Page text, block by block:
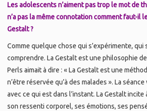
Les adolescents n’aiment pas trop le mot de
n’a pas la même connotation comment faut-il
Gestalt ?
Comme quelque chose qui s’expérimente, qui
comprendre. La Gestalt est une philosophie
Perls aimait à dire : « La Gestalt est une
n’être réservée qu’à des malades ». La
avec ce qui est dans l’instant. La Gestalt incite
son ressenti corporel, ses émotions, ses